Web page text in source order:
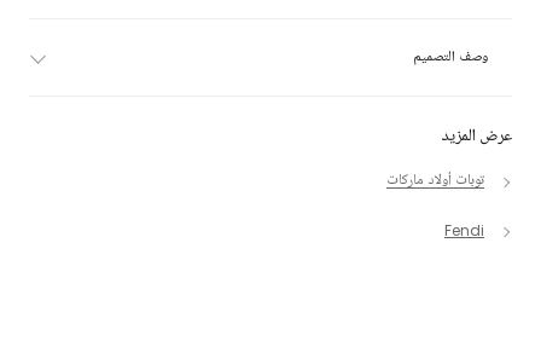
عرض المزيد
توبات أولاد ماركات
Fendi
وصف التصميم